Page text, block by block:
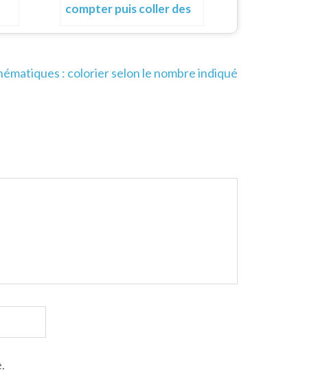
compter puis coller des
: colorier selon le nombre indiqué